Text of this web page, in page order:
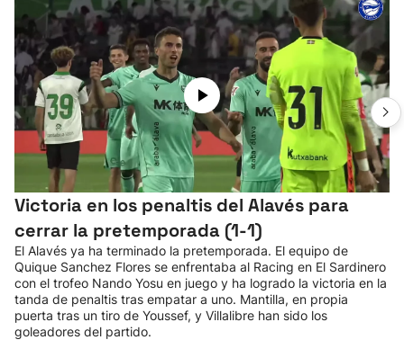
Victoria en los penaltis del Alavés para
cerrar la pretemporada (1-1)
El Alavés ya ha terminado la pretemporada. El equipo de
Quique Sanchez Flores se enfrentaba al Racing en El Sardinero
con el trofeo Nando Yosu en juego y ha logrado la victoria en la
tanda de penaltis tras empatar a uno. Mantilla, en propia
puerta tras un tiro de Youssef, y Villalibre han sido los
goleadores del partido.